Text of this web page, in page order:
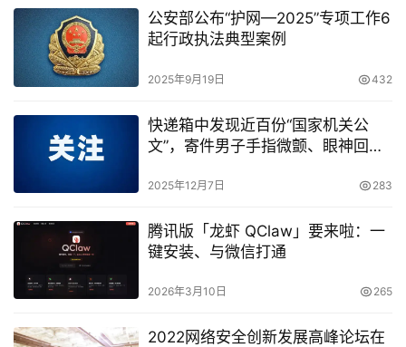
公安部公布“护网—2025”专项工作6
起行政执法典型案例
2025年9月19日 432
快递箱中发现近百份“国家机关公
文”，寄件男子手指微颤、眼神回
2025年12月7日 283
腾讯版「龙虾 QClaw」要来啦：一
键安装、与微信打通
2026年3月10日 265
2022网络安全创新发展高峰论坛在